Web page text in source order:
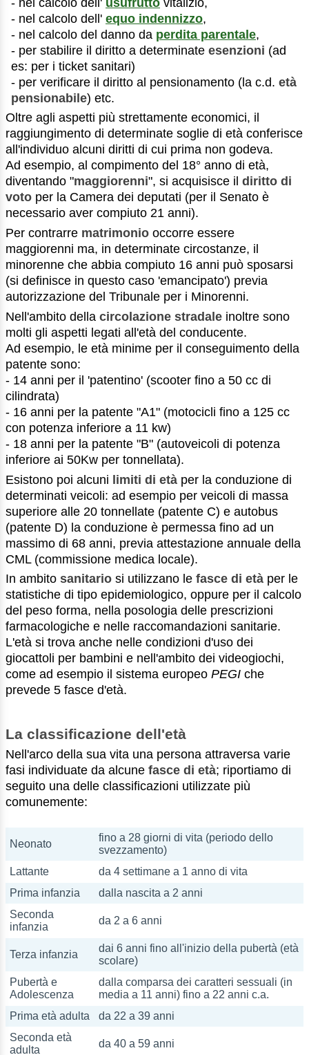
- nel calcolo dell' equo indennizzo,
- nel calcolo del danno da perdita parentale,
- per stabilire il diritto a determinate esenzioni (ad
es: per i ticket sanitari)
- per verificare il diritto al pensionamento (la c.d. età
pensionabile) etc.
Oltre agli aspetti più strettamente economici, il
raggiungimento di determinate soglie di età conferisce
all'individuo alcuni diritti di cui prima non godeva.
Ad esempio, al compimento del 18° anno di età,
diventando "maggiorenni", si acquisisce il diritto di
voto per la Camera dei deputati (per il Senato è
necessario aver compiuto 21 anni).
Per contrarre matrimonio occorre essere
maggiorenni ma, in determinate circostanze, il
minorenne che abbia compiuto 16 anni può sposarsi
(si definisce in questo caso 'emancipato') previa
autorizzazione del Tribunale per i Minorenni.
Nell'ambito della circolazione stradale inoltre sono
molti gli aspetti legati all'età del conducente.
Ad esempio, le età minime per il conseguimento della
patente sono:
- 14 anni per il 'patentino' (scooter fino a 50 cc di
cilindrata)
- 16 anni per la patente "A1" (motocicli fino a 125 cc
con potenza inferiore a 11 kw)
- 18 anni per la patente "B" (autoveicoli di potenza
inferiore ai 50Kw per tonnellata).
Esistono poi alcuni limiti di età per la conduzione di
determinati veicoli: ad esempio per veicoli di massa
superiore alle 20 tonnellate (patente C) e autobus
(patente D) la conduzione è permessa fino ad un
massimo di 68 anni, previa attestazione annuale della
CML (commissione medica locale).
In ambito sanitario si utilizzano le fasce di età per le
statistiche di tipo epidemiologico, oppure per il calcolo
del peso forma, nella posologia delle prescrizioni
farmacologiche e nelle raccomandazioni sanitarie.
L'età si trova anche nelle condizioni d'uso dei
giocattoli per bambini e nell'ambito dei videogiochi,
come ad esempio il sistema europeo PEGI che
prevede 5 fasce d'età.
La classificazione dell'età
Nell'arco della sua vita una persona attraversa varie
fasi individuate da alcune fasce di età; riportiamo di
seguito una delle classificazioni utilizzate più
comunemente:
Neonato
fino a 28 giorni di vita (periodo dello
svezzamento)
Lattante
da 4 settimane a 1 anno di vita
Prima infanzia
dalla nascita a 2 anni
Seconda
infanzia
da 2 a 6 anni
Terza infanzia
dai 6 anni fino all'inizio della pubertà (età
scolare)
Pubertà e
Adolescenza
dalla comparsa dei caratteri sessuali (in
media a 11 anni) fino a 22 anni c.a.
Prima età adulta
da 22 a 39 anni
Seconda età
adulta
da 40 a 59 anni